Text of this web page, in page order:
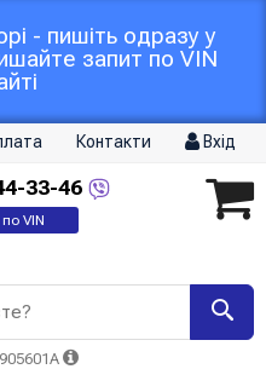
- пишіть одразу у
запит по VIN
Контакти Вхід
33-46
VIN